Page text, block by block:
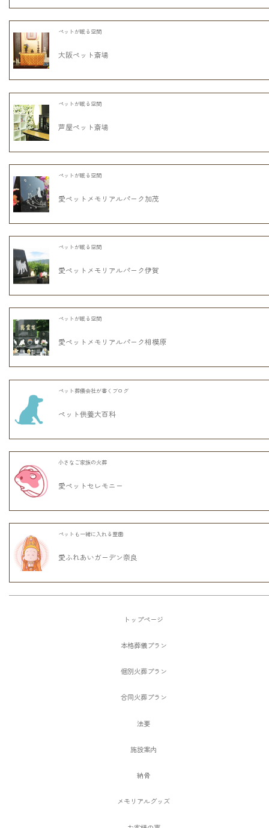
ペットが眠る空間
大阪ペット斎場
ペットが眠る空間
芦屋ペット斎場
ペットが眠る空間
愛ペットメモリアルパーク加茂
ペットが眠る空間
愛ペットメモリアルパーク伊賀
ペットが眠る空間
愛ペットメモリアルパーク相模原
ペット葬儀会社が書くブログ
ペット供養大百科
小さなご家族の火葬
愛ペットセレモニー
ペットも一緒に入れる霊園
愛ふれあいガーデン奈良
トップページ
本格葬儀プラン
個別火葬プラン
合同火葬プラン
法要
施設案内
納骨
メモリアルグッズ